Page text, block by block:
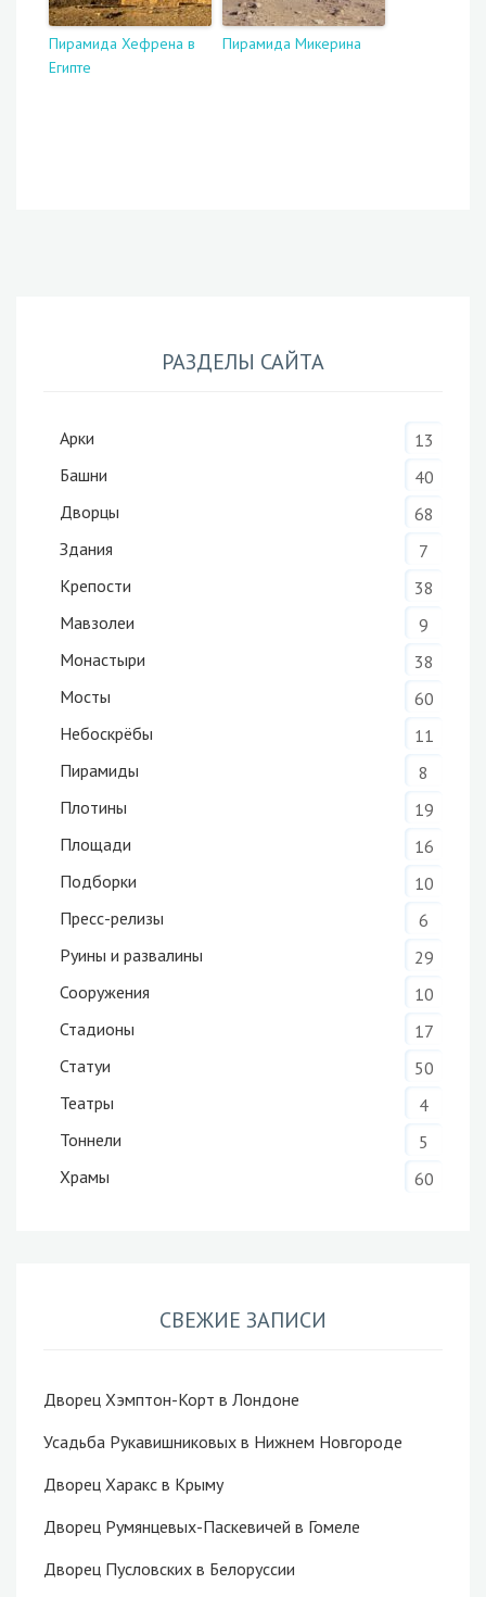
Пирамида Хефрена в
Египте
Пирамида Микерина
РАЗДЕЛЫ САЙТА
Арки
13
Башни
40
Дворцы
68
Здания
7
Крепости
38
Мавзолеи
9
Монастыри
38
Мосты
60
Небоскрёбы
11
Пирамиды
8
Плотины
19
Площади
16
Подборки
10
Пресс-релизы
6
Руины и развалины
29
Сооружения
10
Стадионы
17
Статуи
50
Театры
4
Тоннели
5
Храмы
60
СВЕЖИЕ ЗАПИСИ
Дворец Хэмптон-Корт в Лондоне
Усадьба Рукавишниковых в Нижнем Новгороде
Дворец Харакс в Крыму
Дворец Румянцевых-Паскевичей в Гомеле
Дворец Пусловских в Белоруссии